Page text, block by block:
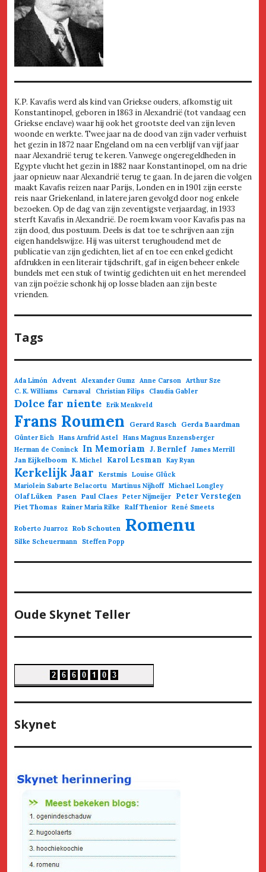
K.P. Kavafis werd als kind van Griekse ouders, afkomstig uit
Konstantinopel, geboren in 1863 in Alexandrië (tot vandaag een
Griekse enclave) waar hij ook het grootste deel van zijn leven
woonde en werkte. Twee jaar na de dood van zijn vader verhuist
het gezin in 1872 naar Engeland om na een verblijf van vijf jaar
naar Alexandrië terug te keren. Vanwege ongeregeldheden in
Egypte vlucht het gezin in 1882 naar Konstantinopel, om na drie
jaar opnieuw naar Alexandrië terug te gaan. In de jaren die volgen
maakt Kavafis reizen naar Parijs, Londen en in 1901 zijn eerste
reis naar Griekenland, in latere jaren gevolgd door nog enkele
bezoeken. Op de dag van zijn zeventigste verjaardag, in 1933
sterft Kavafis in Alexandrië. De roem kwam voor Kavafis pas na
zijn dood, dus postuum. Deels is dat toe te schrijven aan zijn
eigen handelswijze. Hij was uiterst terughoudend met de
publicatie van zijn gedichten, liet af en toe een enkel gedicht
afdrukken in een literair tijdschrift, gaf in eigen beheer enkele
bundels met een stuk of twintig gedichten uit en het merendeel
van zijn poëzie schonk hij op losse bladen aan zijn beste
vrienden.
Tags
Ada Limón Advent Alexander Gumz Anne Carson Arthur Sze
C. K. Williams
Carnaval Christian Filips Claudia Gabler
Dolce far niente Erik Menkveld
Frans Roumen Gerard Rasch Gerda Baardman
Günter Eich Hans Arnfrid Astel Hans Magnus Enzensberger
Herman de Coninck
In Memoriam J. Bernlef James Merrill
Jan Eijkelboom K. Michel Karol Lesman Kay Ryan
Kerkelijk Jaar Kerstmis Louise Glück
Mariolein Sabarte Belacortu Martinus Nijhoff Michael Longley
Olaf Lüken Pasen Paul Claes Peter Nijmeijer
Peter Verstegen
Piet Thomas Rainer Maria Rilke Ralf Thenior René Smeets
Roberto Juarroz Rob Schouten Romenu
Silke Scheuermann Steffen Popp
Oude Skynet Teller
Skynet